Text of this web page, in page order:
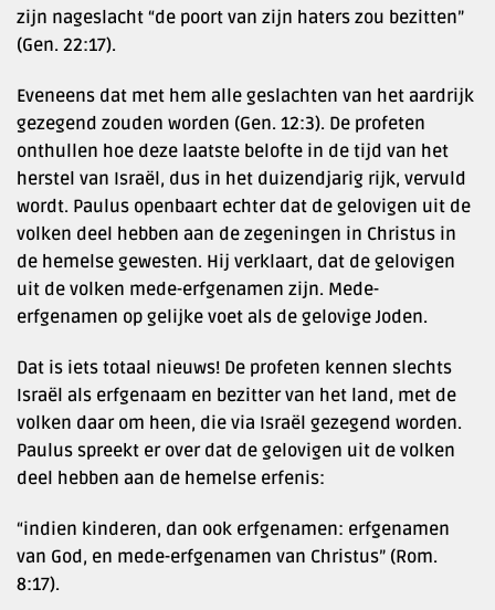
zijn nageslacht “de poort van zijn haters zou bezitten”
(Gen. 22:17).
Eveneens dat met hem alle geslachten van het aardrijk
gezegend zouden worden (Gen. 12:3). De profeten
onthullen hoe deze laatste belofte in de tijd van het
herstel van Israël, dus in het duizendjarig rijk, vervuld
wordt. Paulus openbaart echter dat de gelovigen uit de
volken deel hebben aan de zegeningen in Christus in
de hemelse gewesten. Hij verklaart, dat de gelovigen
uit de volken mede-erfgenamen zijn. Mede-
erfgenamen op gelijke voet als de gelovige Joden.
Dat is iets totaal nieuws! De profeten kennen slechts
Israël als erfgenaam en bezitter van het land, met de
volken daar om heen, die via Israël gezegend worden.
Paulus spreekt er over dat de gelovigen uit de volken
deel hebben aan de hemelse erfenis:
“indien kinderen, dan ook erfgenamen: erfgenamen
van God, en mede-erfgenamen van Christus” (Rom.
8:17).